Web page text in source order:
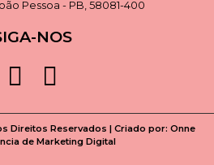
Pessoa - PB, 58081-400
NOS
Direitos Reservados | Criado por: Onne
de Marketing Digital